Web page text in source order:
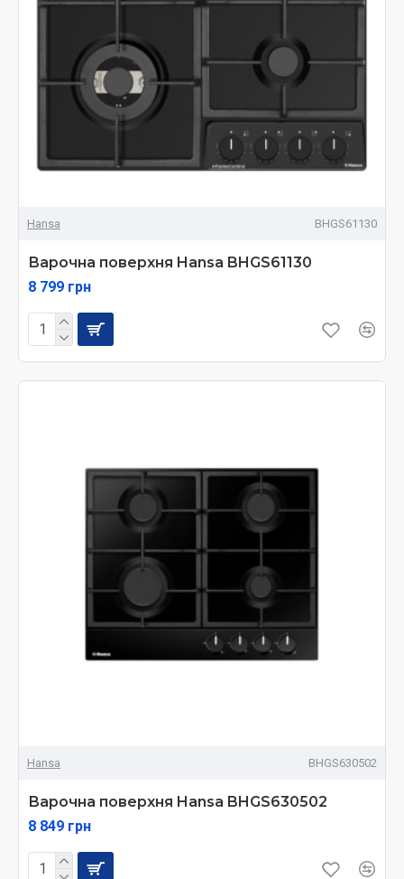
Hansa BHGS61130
Варочна поверхня Hansa BHGS61130
8 799 грн
Hansa BHGS630502
Варочна поверхня Hansa BHGS630502
8 849 грн